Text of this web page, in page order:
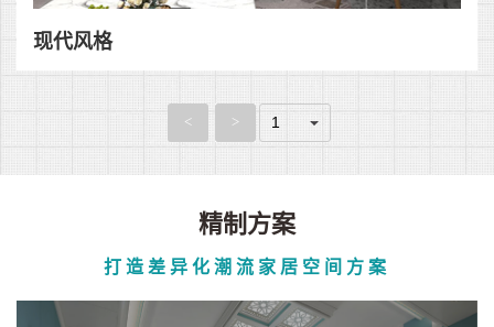
现代风格
< >
精制方案
打造差异化潮流家居空间方案